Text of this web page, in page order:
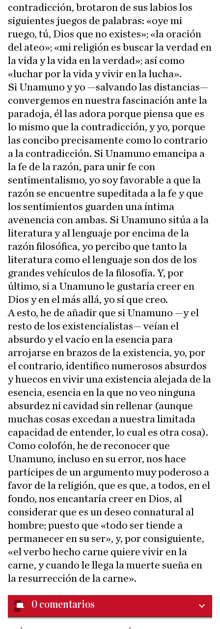
contradicción, brotaron de sus labios los
siguientes juegos de palabras: «oye mi
ruego, tú, Dios que no existes»; «la oración
del ateo»; «mi religión es buscar la verdad en
la vida y la vida en la verdad»; así como
«luchar por la vida y vivir en la lucha».
Si Unamuno y yo —salvando las distancias—
convergemos en nuestra fascinación ante la
paradoja, él las adora porque piensa que es
lo mismo que la contradicción, y yo, porque
las concibo precisamente como lo contrario
a la contradicción. Si Unamuno emancipa a
la fe de la razón, para unir fe con
sentimentalismo, yo soy favorable a que la
razón se encuentre supeditada a la fe y que
los sentimientos guarden una íntima
avenencia con ambas. Si Unamuno sitúa a la
literatura y al lenguaje por encima de la
razón filosófica, yo percibo que tanto la
literatura como el lenguaje son dos de los
grandes vehículos de la filosofía. Y, por
último, si a Unamuno le gustaría creer en
Dios y en el más allá, yo sí que creo.
A esto, he de añadir que si Unamuno —y el
resto de los existencialistas— veían el
absurdo y el vacío en la esencia para
arrojarse en brazos de la existencia, yo, por
el contrario, identifico numerosos absurdos
y huecos en vivir una existencia alejada de la
esencia, esencia en la que no veo ninguna
absurdez ni cavidad sin rellenar (aunque
muchas cosas excedan a nuestra limitada
capacidad de entender, lo cual es otra cosa).
Como colofón, he de reconocer que
Unamuno, incluso en su error, nos hace
partícipes de un argumento muy poderoso a
favor de la religión, que es que, a todos, en el
fondo, nos encantaría creer en Dios, al
considerar que es un deseo connatural al
hombre; puesto que «todo ser tiende a
permanecer en su ser», y, por consiguiente,
«el verbo hecho carne quiere vivir en la
carne, y cuando le llega la muerte sueña en
la resurrección de la carne».
0 comentarios